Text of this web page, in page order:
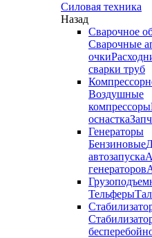
Силовая техника
Назад
Сварочное
Сварочные
очки
сварки труб
Воздушные
компрессоры
оснастка
Генераторы
Бензиновые
автозапуска
генераторов
Тельферы